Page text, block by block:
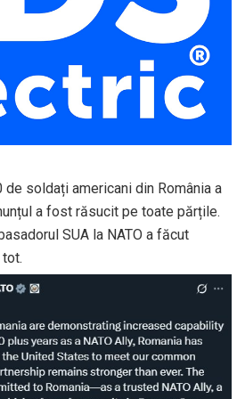
de soldați americani din România a
a fost răsucit pe toate părțile.
SUA la NATO a făcut